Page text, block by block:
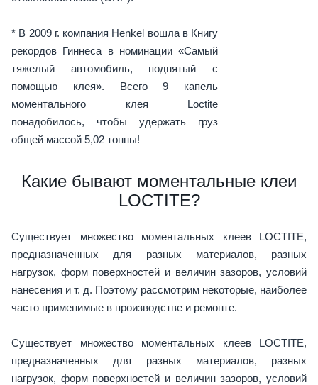
* В 2009 г. компания Henkel вошла в Книгу
рекордов Гиннеса в номинации «Самый
тяжелый автомобиль, поднятый с
помощью клея». Всего 9 капель
моментального клея Loctite
понадобилось, чтобы удержать груз
общей массой 5,02 тонны!
Какие бывают моментальные клеи
LOCTITE?
Существует множество моментальных клеев LOCTITE,
предназначенных для разных материалов, разных
нагрузок, форм поверхностей и величин зазоров, условий
нанесения и т. д. Поэтому рассмотрим некоторые, наиболее
часто применимые в производстве и ремонте.
Существует множество моментальных клеев LOCTITE,
предназначенных для разных материалов, разных
нагрузок, форм поверхностей и величин зазоров, условий